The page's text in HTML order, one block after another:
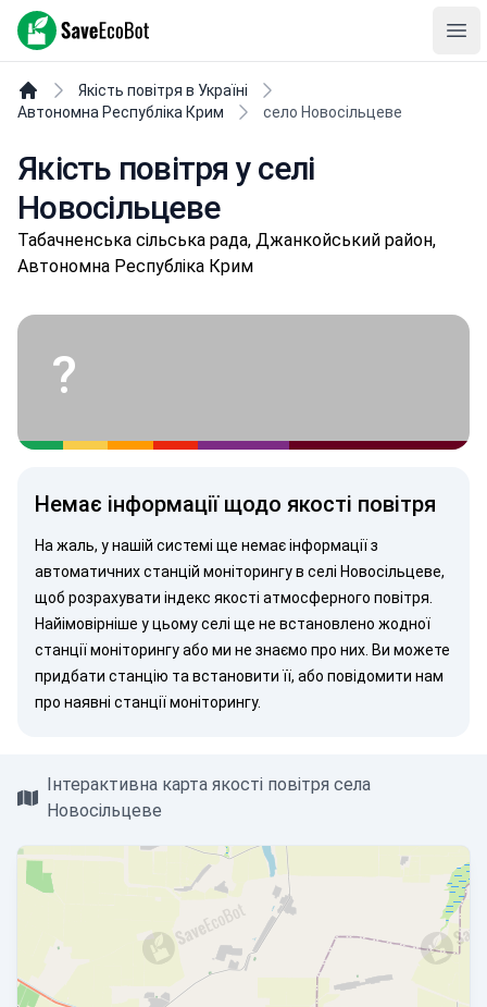
SaveEcoBot
Якість повітря в Україні
Автономна Республіка Крим
село Новосільцеве
Якість повітря у селі
Новосільцеве
Табачненська сільська рада, Джанкойський район,
Автономна Республіка Крим
?
Немає інформації щодо якості повітря
На жаль, у нашій системі ще немає інформації з
автоматичних станцій моніторингу в селі Новосільцеве,
щоб розрахувати індекс якості атмосферного повітря.
Найімовірніше у цьому селі ще не встановлено жодної
станції моніторингу або ми не знаємо про них. Ви можете
придбати станцію та встановити її, або повідомити нам
про наявні станції моніторингу.
Інтерактивна карта якості повітря села
Новосільцеве